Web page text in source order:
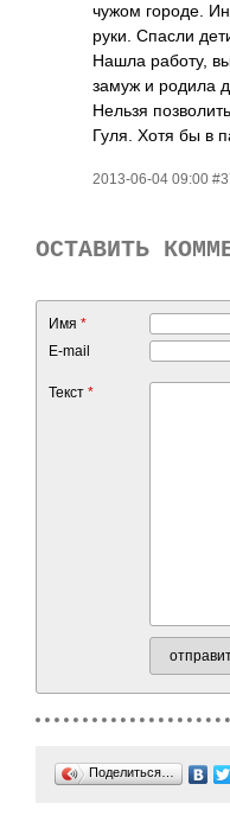
чужом городе.
руки. Спасли
Нашла работу,
замуж и родила
Нельзя
Гуля. Хотя бы в
2013-06-04 09:00
ОСТАВИТЬ
Имя *
E-mail
Текст *
Поделиться…